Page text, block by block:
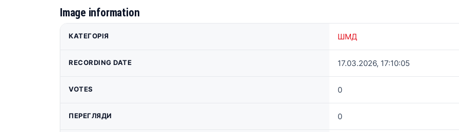
Image information
КАТЕГОРІЯ ШМД
RECORDING DATE 17.03.2026, 17:10:05
VOTES 0
ПЕРЕГЛЯДИ 0